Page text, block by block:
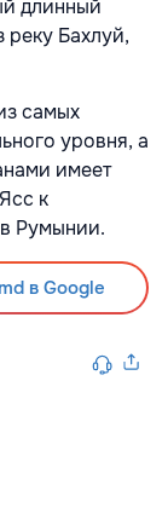
длинный
реку Бахлуй,
самых
уровня, а
имеет
к
Румынии.
в Google